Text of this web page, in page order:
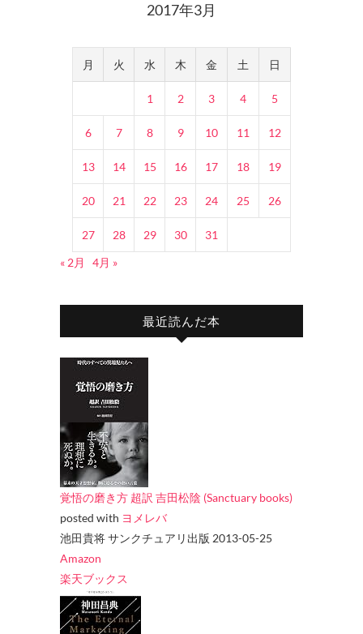
2017年3月
月 火 水 木 金 土 日
1 2 3 4 5
6 7 8 9 10 11 12
13 14 15 16 17 18 19
20 21 22 23 24 25 26
27 28 29 30
31
« 2月
4月 »
最近読んだ本
覚悟の磨き方 超訳 吉田松陰 (Sanctuary books)
posted with ヨメレバ
池田貴将 サンクチュアリ出版 2013-05-25
Amazon
楽天ブックス